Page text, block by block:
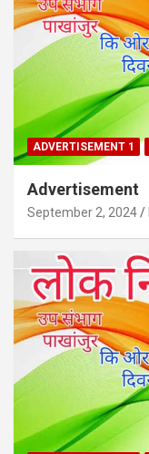
ADVERTISEMENT 1
Advertisement
September 2, 2024